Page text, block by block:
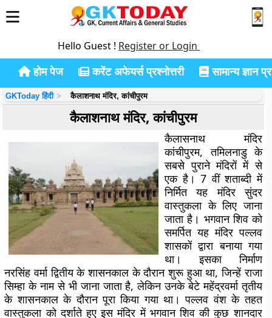
Hello Guest ! Register or Login
होम पेज करेंट अफेयर्स प्रश्नोत्तरी सामान्य ज्ञान
GKToday हिंदी कैलाशनाथ मंदिर, कांचीपुरम
कैलाशनाथ मंदिर, कांचीपुरम
कैलासनाथ मंदिर
कांचीपुरम, तमिलनाडु के
सबसे पुराने मंदिरों में से
एक है। 7 वीं शताब्दी में
निर्मित यह मंदिर सुंदर
वास्तुकला के लिए जाना
जाता है। भगवान शिव को
समर्पित यह मंदिर पल्लव
शासकों द्वारा बनाया गया
था। इसका निर्माण
नरसिंह वर्मा द्वितीय के शासनकाल के दौरान शुरू हुआ था, जिन्हें राजा
सिम्हा के नाम से भी जाना जाता है, लेकिन उनके बेटे महेंद्रवर्मा तृतीय
के शासनकाल के दौरान पूरा किया गया था। पल्लव वंश के तहत
वास्तुकला को दर्शाते हुए इस मंदिर में भगवान शिव की कुछ शानदार